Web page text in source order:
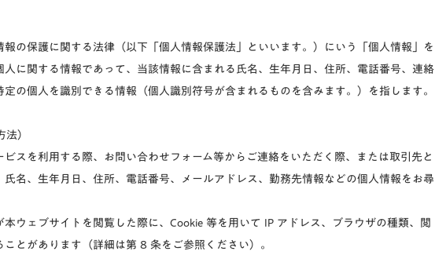
報の保護に関する法律（以下「個人情報保護法」といいます。）にいう「個人情報」を
に関する情報であって、当該情報に含まれる氏名、生年月日、住所、電話番号、連絡
の個人を識別できる情報（個人識別符号が含まれるものを含みます。）を指します。
）
スを利用する際、お問い合わせフォーム等からご連絡をいただく際、または取引先と
名、生年月日、住所、電話番号、メールアドレス、勤務先情報などの個人情報をお尋
ウェブサイトを閲覧した際に、Cookie 等を用いて IP アドレス、ブラウザの種類、閲
とがあります（詳細は第 8 条をご参照ください）。